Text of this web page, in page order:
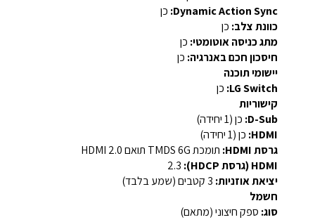
Dynamic Action Sync: כן
כוונת צלב: כן
מתג כניסה אוטומטי: כן
חיסכון חכם באנרגיה: כן
יישומי תוכנה
LG Switch: כן
קישוריות
D-Sub: כן (1 יחידה)
HDMI: כן (1 יחידה)
גרסת HDMI:
תומכת TMDS ‎6G‎ תואם HDMI ‎2.0‎
HDMI (גרסת HDCP):
יציאת אוזניות:
חשמל
סוג: ספק חיצוני (מתאם)